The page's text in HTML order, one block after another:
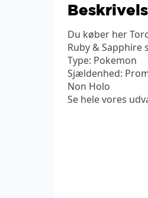
Du køber her
Ruby & Sapphire
Type: Pokemon
Sjældenhed:
Non Holo
Se hele vores